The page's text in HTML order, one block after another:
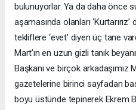
bulunuyorlar. Ya da daha önce
aşamasında olanları
tekliflere ‘evet’ diyen üç tane
Mart’ın en uzun gizli tanık
Başkanı ve birçok arkadaşımız
gazetelerine birinci sayfadan
boyu üstünde tepinerek Ekrem